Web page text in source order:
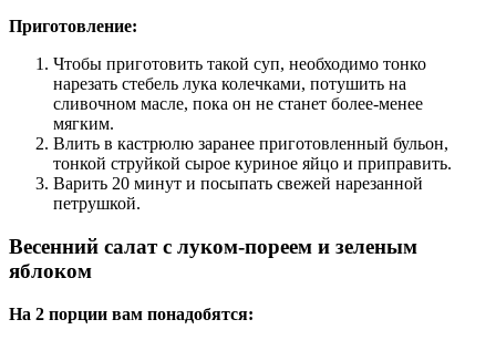
Приготовление:
Чтобы приготовить такой суп, необходимо тонко
нарезать стебель лука колечками, потушить на
сливочном масле, пока он не станет более-менее
мягким.
Влить в кастрюлю заранее приготовленный бульон,
тонкой струйкой сырое куриное яйцо и приправить.
Варить 20 минут и посыпать свежей нарезанной
петрушкой.
Весенний салат с луком-пореем и зеленым
яблоком
На 2 порции вам понадобятся: